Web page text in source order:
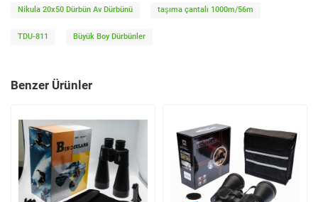
Nikula 20x50 Dürbün Av Dürbünü taşıma çantalı 1000m/56m
TDU-811 Büyük Boy Dürbünler
Benzer Ürünler